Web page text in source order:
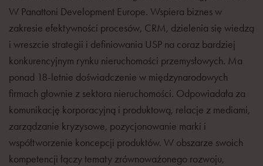
W Panattoni Development Europe. Wspiera biznes w
zakresie efektywności procesów, CRM, dzielenia się wiedzą
i wreszcie strategii i definiowania USP na coraz bardziej
konkurencyjnym rynku nieruchomości przemysłowych. Ma
ponad 18-letnie doświadczenie w międzynarodowych
firmach głownie z sektora nieruchomości. Odpowiadała za
komunikację korporacyjną i produktową, relacje z mediami,
zarządzanie kryzysowe, pozycjonowanie marki i
współtworzenie koncepcji produktów. W obszarze swoich
kompetencji łączy tematy zrównoważonego rozwoju,